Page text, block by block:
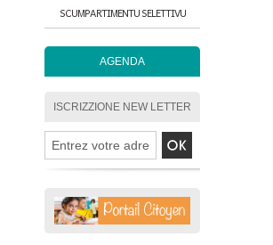
SCUMPARTIMENTU SELETTIVU
AGENDA
ISCRIZZIONE NEW LETTER